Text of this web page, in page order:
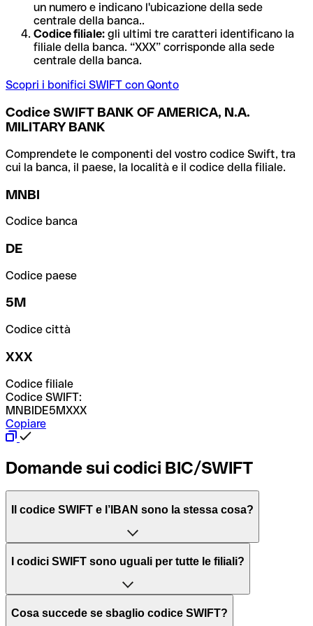
un numero e indicano l'ubicazione della sede
centrale della banca..
Codice filiale: gli ultimi tre caratteri identificano la
filiale della banca. “XXX” corrisponde alla sede
centrale della banca.
Scopri i bonifici SWIFT con Qonto
Codice SWIFT BANK OF AMERICA, N.A.
MILITARY BANK
Comprendete le componenti del vostro codice Swift, tra
cui la banca, il paese, la località e il codice della filiale.
MNBI
Codice banca
DE
Codice paese
5M
Codice città
XXX
Codice filiale
Codice SWIFT:
MNBIDE5MXXX
Copiare
Domande sui codici BIC/SWIFT
Il codice SWIFT e l’IBAN sono la stessa cosa?
L'acronimo SWIFT sta per “Society for Worldwide
per l’elaborazione dei pagamenti tra diversi Paesi.
I codici SWIFT sono uguali per tutte le filiali?
Dipende dalle banche. In alcuni casi le banche utilizzano
Cosa succede se sbaglio codice SWIFT?